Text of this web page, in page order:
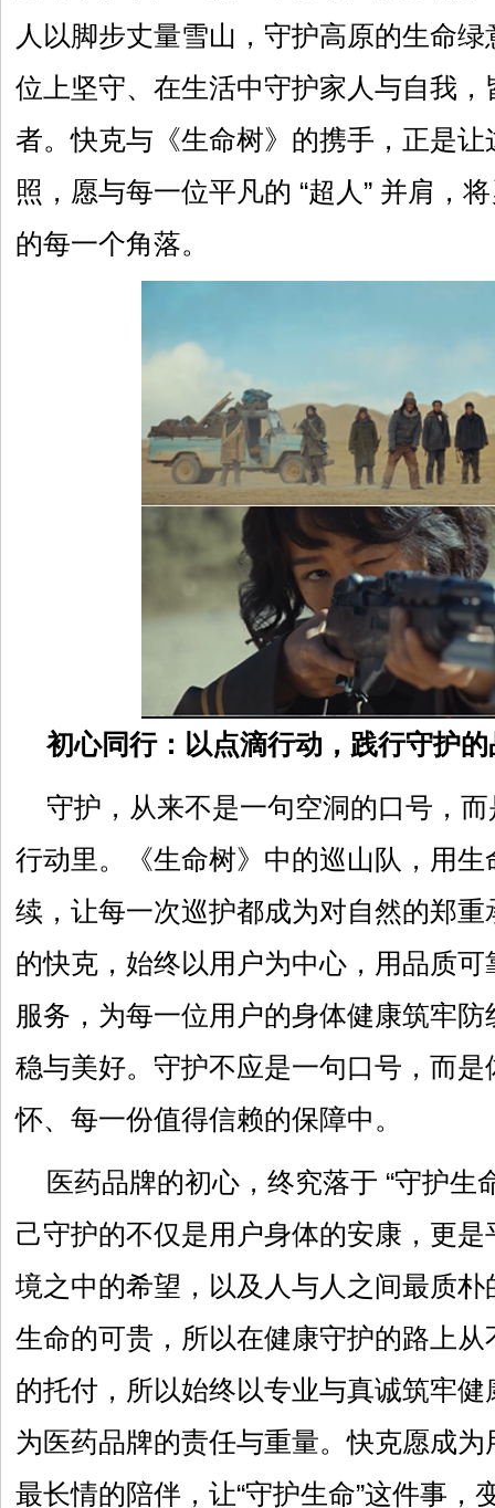
人以脚步丈量雪山，守护高原的生命
位上坚守、在生活中守护家人与自我，
者。快克与《生命树》的携手，正是
照，愿与每一位平凡的 “超人” 并肩，
的每一个角落。
初心同行：以点滴行动，践行守护
守护，从来不是一句空洞的口号，
行动里。《生命树》中的巡山队，用
续，让每一次巡护都成为对自然的郑
的快克，始终以用户为中心，用品质
服务，为每一位用户的身体健康筑牢
稳与美好。守护不应是一句口号，而
怀、每一份值得信赖的保障中。
医药品牌的初心，终究落于 “守护生
己守护的不仅是用户身体的安康，更
境之中的希望，以及人与人之间最质
生命的可贵，所以在健康守护的路上
的托付，所以始终以专业与真诚筑牢
为医药品牌的责任与重量。快克愿成
最长情的陪伴，让“守护生命”这件事，